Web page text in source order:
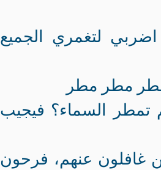
لتغمري الجميع
مطر مطر
تمطر السماء؟ فيجيب
غافلون عنهم، فرحون